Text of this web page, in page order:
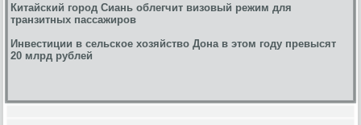
Китайский город Сиань облегчит визовый режим для
транзитных пассажиров
Инвестиции в сельское хозяйство Дона в этом году превысят
20 млрд рублей